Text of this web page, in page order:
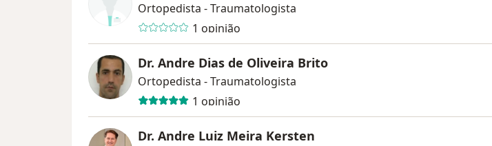
Ortopedista - Traumatologista
1 opinião
Dr. Andre Dias de Oliveira Brito
Ortopedista - Traumatologista
1 opinião
Dr. Andre Luiz Meira Kersten